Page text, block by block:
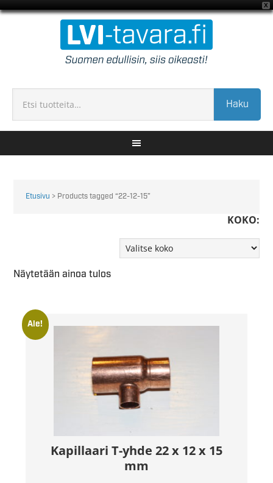
X
Haku
Etusivu > Products tagged “22-12-15”
KOKO:
Näytetään ainoa tulos
Ale!
Kapillaari T-yhde 22 x 12 x 15
mm